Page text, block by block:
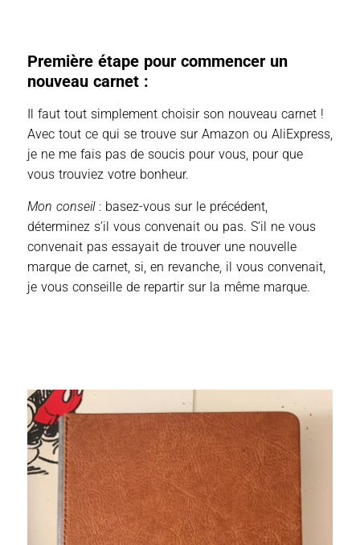
Première étape pour commencer un
nouveau carnet :
Il faut tout simplement choisir son nouveau carnet !
Avec tout ce qui se trouve sur Amazon ou AliExpress,
je ne me fais pas de soucis pour vous, pour que
vous trouviez votre bonheur.
Mon conseil : basez-vous sur le précédent,
déterminez s’il vous convenait ou pas. S’il ne vous
convenait pas essayait de trouver une nouvelle
marque de carnet, si, en revanche, il vous convenait,
je vous conseille de repartir sur la même marque.